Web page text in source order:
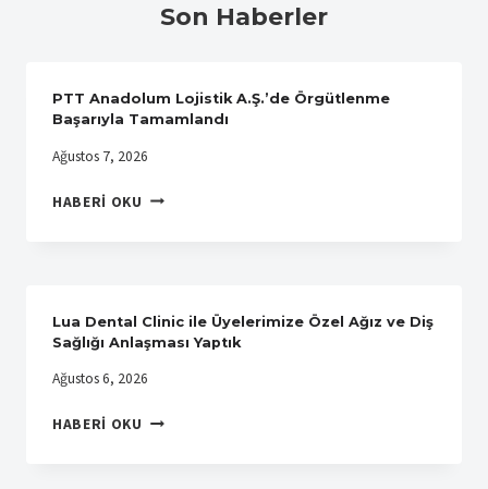
Son Haberler
PTT Anadolum Lojistik A.Ş.’de Örgütlenme
Başarıyla Tamamlandı
Ağustos 7, 2026
HABERI OKU PTT
BAŞARIYLA
TAMAMLANDI
Lua Dental Clinic ile Üyelerimize Özel Ağız ve Diş
Sağlığı Anlaşması Yaptık
Ağustos 6, 2026
HABERI OKU LUA